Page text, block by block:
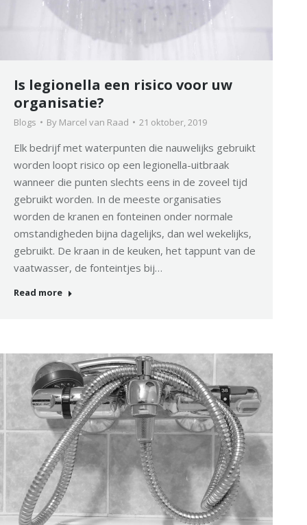
Is legionella een risico voor uw
organisatie?
Blogs By Marcel van Raad 21 oktober, 2019
Elk bedrijf met waterpunten die nauwelijks gebruikt
worden loopt risico op een legionella-uitbraak
wanneer die punten slechts eens in de zoveel tijd
gebruikt worden. In de meeste organisaties
worden de kranen en fonteinen onder normale
omstandigheden bijna dagelijks, dan wel wekelijks,
gebruikt. De kraan in de keuken, het tappunt van de
vaatwasser, de fonteintjes bij…
Read more